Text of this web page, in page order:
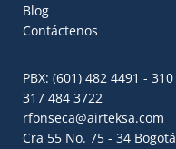
Blog
Contáctenos
PBX: (601) 482 4491 -
317 484 3722
rfonseca@airteksa.com
Cra 55 No. 75 - 34